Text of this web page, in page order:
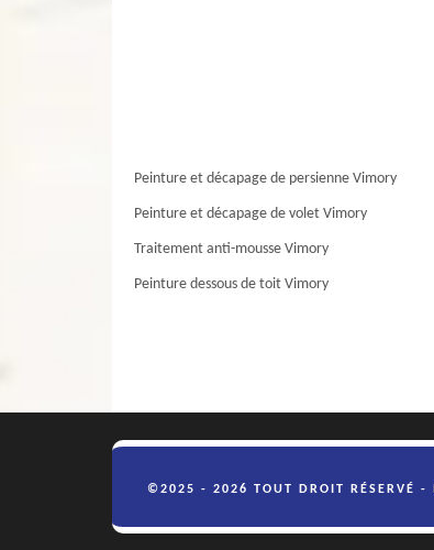
Peinture et décapage de persienne Vimory
Peinture et décapage de volet Vimory
Traitement anti-mousse Vimory
Peinture dessous de toit Vimory
©2025 - 2026 TOUT DROIT RÉSERVÉ -